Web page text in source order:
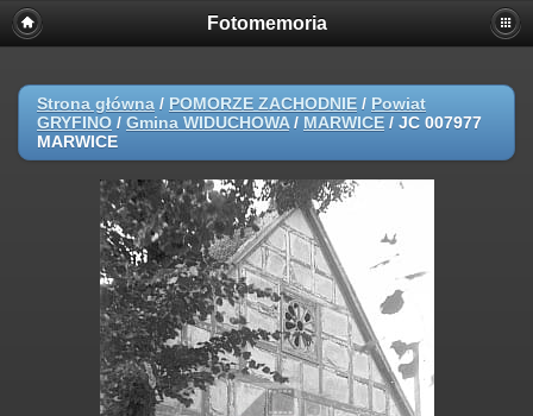
Fotomemoria
Strona główna / POMORZE ZACHODNIE / Powiat
GRYFINO / Gmina WIDUCHOWA/ MARWICE / JC 007977
MARWICE